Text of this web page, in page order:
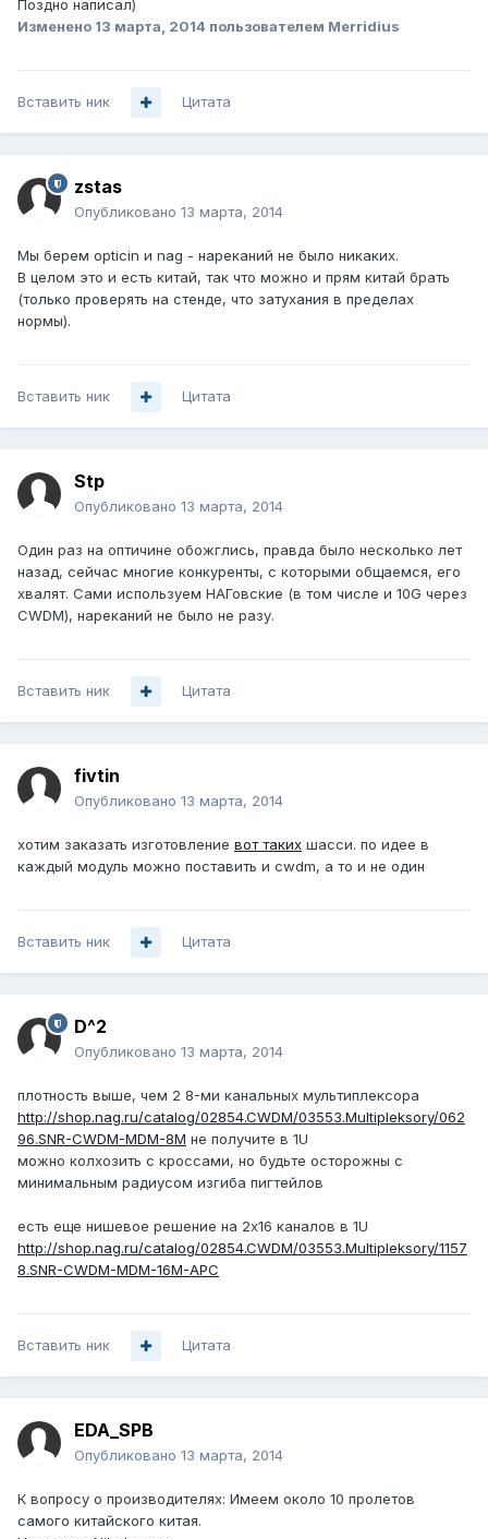
Поздно написал)
Изменено 13 марта, 2014 пользователем Merridius
Вставить ник Цитата
zstas
Опубликовано 13 марта, 2014
Мы берем opticin и nag - нареканий не было никаких.
В целом это и есть китай, так что можно и прям китай брать
(только проверять на стенде, что затухания в пределах
нормы).
Вставить ник Цитата
Stp
Опубликовано 13 марта, 2014
Один раз на оптичине обожглись, правда было несколько лет
назад, сейчас многие конкуренты, с которыми общаемся, его
хвалят. Сами используем НАГовские (в том числе и 10G через
CWDM), нареканий не было не разу.
Вставить ник Цитата
fivtin
Опубликовано 13 марта, 2014
хотим заказать изготовление вот таких шасси. по идее в
каждый модуль можно поставить и cwdm, а то и не один
Вставить ник Цитата
D^2
Опубликовано 13 марта, 2014
плотность выше, чем 2 8-ми канальных мультиплексора
http://shop.nag.ru/catalog/02854.CWDM/03553.Multipleksory/062
96.SNR-CWDM-MDM-8M не получите в 1U
можно колхозить с кроссами, но будьте осторожны с
минимальным радиусом изгиба пигтейлов
есть еще нишевое решение на 2х16 каналов в 1U
http://shop.nag.ru/catalog/02854.CWDM/03553.Multipleksory/1157
8.SNR-CWDM-MDM-16M-APC
Вставить ник Цитата
EDA_SPB
Опубликовано 13 марта, 2014
К вопросу о производителях: Имеем около 10 пролетов
самого китайского китая.